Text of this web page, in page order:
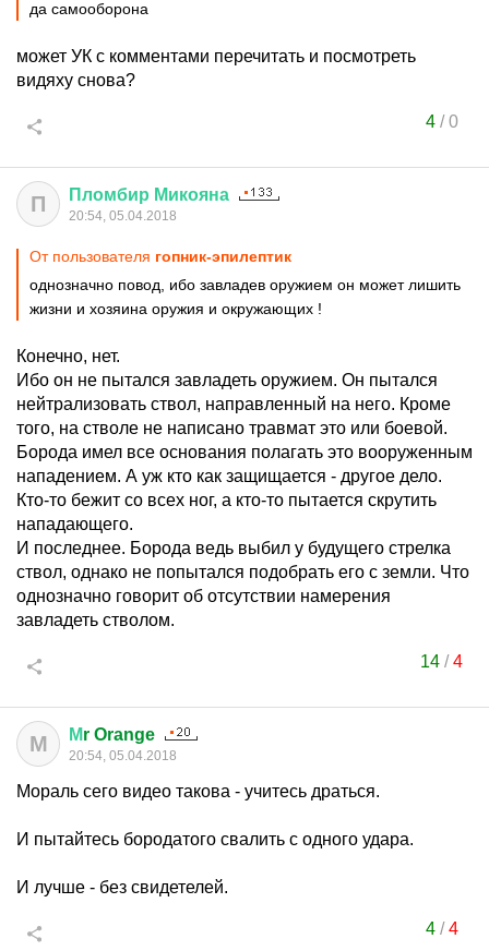
да самооборона
может УК с комментами перечитать и посмотреть
видяху снова?
4/0
П Пломбир Микояна
20:54, 05.04.2018
От пользователя гопник-эпилептик
однозначно повод, ибо завладев оружием он может лишить
жизни и хозяина оружия и окружающих !
Конечно, нет.
Ибо он не пытался завладеть оружием. Он пытался
нейтрализовать ствол, направленный на него. Кроме
того, на стволе не написано травмат это или боевой.
Борода имел все основания полагать это вооруженным
нападением. А уж кто как защищается - другое дело.
Кто-то бежит со всех ног, а кто-то пытается скрутить
нападающего.
И последнее. Борода ведь выбил у будущего стрелка
ствол, однако не попытался подобрать его с земли. Что
однозначно говорит об отсутствии намерения
завладеть стволом.
14 /4
М Мr Orange
20:54, 05.04.2018
Мораль сего видео такова - учитесь драться.
И пытайтесь бородатого свалить с одного удара.
И лучше - без свидетелей.
4/4